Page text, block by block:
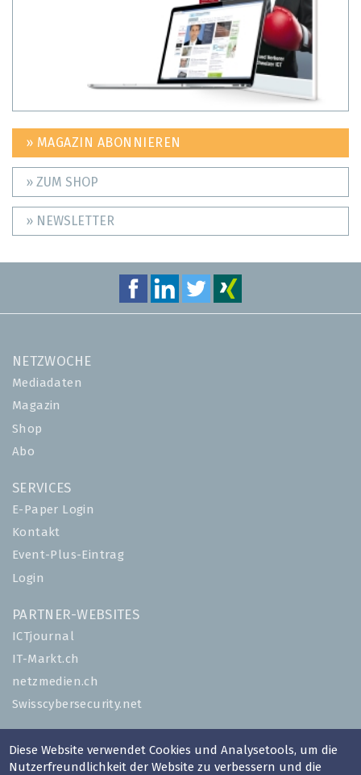
» MAGAZIN ABONNIEREN
» ZUM SHOP
» NEWSLETTER
NETZWOCHE
Mediadaten
Magazin
Shop
Abo
SERVICES
E-Paper Login
Kontakt
Event-Plus-Eintrag
Login
PARTNER-WEBSITES
ICTjournal
IT-Markt.ch
netzmedien.ch
Swisscybersecurity.net
Impressum
Diese Website verwendet Cookies und Analysetools, um die
Nutzerfreundlichkeit der Website zu verbessern und die